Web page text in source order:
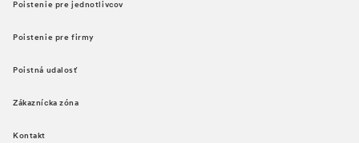
Poistenie pre jednotlivcov
Poistenie pre firmy
Poistná udalosť
Zákaznícka zóna
Kontakt